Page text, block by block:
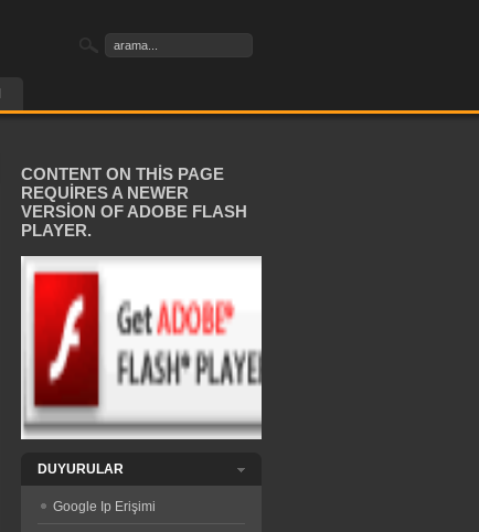
CONTENT ON THIS PAGE
REQUIRES A NEWER
VERSION OF ADOBE FLASH
PLAYER.
DUYURULAR
Google Ip Erişimi